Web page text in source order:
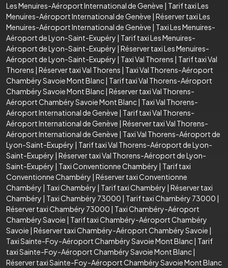
Les Menuires-Aéroport International de Genève | Tarif taxi Les
Menuires-Aéroport International de Genève | Réserver taxi Les
Menuires-Aéroport International de Genève | Taxi Les Menuires-
Aéroport de Lyon-Saint-Exupéry | Tarif taxi Les Menuires-
Aéroport de Lyon-Saint-Exupéry | Réserver taxi Les Menuires-
Aéroport de Lyon-Saint-Exupéry | Taxi Val Thorens | Tarif taxi Val
Thorens | Réserver taxi Val Thorens | Taxi Val Thorens-Aéroport
Chambéry Savoie Mont Blanc| Tarif taxi Val Thorens-Aéroport
Chambéry Savoie Mont Blanc| Réserver taxi Val Thorens-
Aéroport Chambéry Savoie Mont Blanc| Taxi Val Thorens-
Aéroport International de Genève | Tarif taxi Val Thorens-
Aéroport International de Genève | Réserver taxi Val Thorens-
Aéroport International de Genève | Taxi Val Thorens-Aéroport de
Lyon-Saint-Exupéry | Tarif taxi Val Thorens-Aéroport de Lyon-
Saint-Exupéry | Réserver taxi Val Thorens-Aéroport de Lyon-
Saint-Exupéry | Taxi Conventionne Chambéry | Tarif taxi
Conventionne Chambéry | Réserver taxi Conventionne
Chambéry | Taxi Chambéry | Tarif taxi Chambéry | Réserver taxi
Chambéry | Taxi Chambéry 73000 | Tarif taxi Chambéry 73000 |
Réserver taxi Chambéry 73000 | Taxi Chambéry-Aéroport
Chambéry Savoie | Tarif taxi Chambéry-Aéroport Chambéry
Savoie | Réserver taxi Chambéry-Aéroport Chambéry Savoie |
Taxi Sainte-Foy-Aéroport Chambéry Savoie Mont Blanc| Tarif
taxi Sainte-Foy-Aéroport Chambéry Savoie Mont Blanc|
Réserver taxi Sainte-Foy-Aéroport Chambéry Savoie Mont Blanc